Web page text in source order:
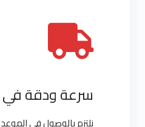
سرعة ودقة في
نلتزم بالوصول في